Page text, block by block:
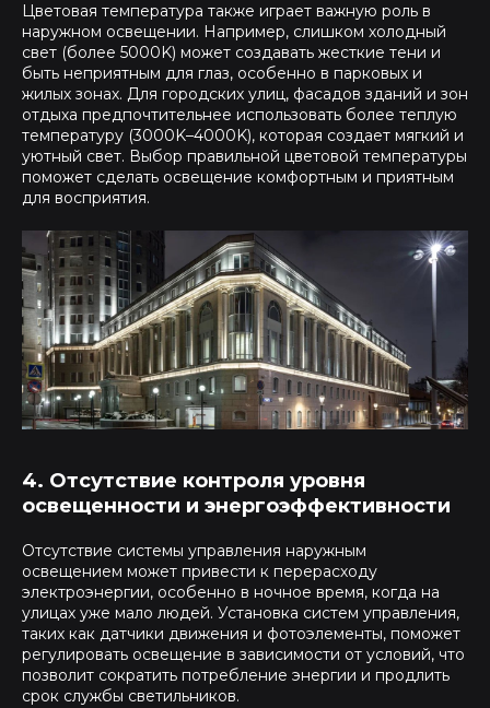
Цветовая температура также играет важную роль в
наружном освещении. Например, слишком холодный
свет (более 5000K) может создавать жесткие тени и
быть неприятным для глаз, особенно в парковых и
жилых зонах. Для городских улиц, фасадов зданий и зон
отдыха предпочтительнее использовать более теплую
температуру (3000K–4000K), которая создает мягкий и
уютный свет. Выбор правильной цветовой температуры
поможет сделать освещение комфортным и приятным
для восприятия.
4. Отсутствие контроля уровня
освещенности и энергоэффективности
Отсутствие системы управления наружным
освещением может привести к перерасходу
электроэнергии, особенно в ночное время, когда на
улицах уже мало людей. Установка систем управления,
таких как датчики движения и фотоэлементы, поможет
регулировать освещение в зависимости от условий, что
позволит сократить потребление энергии и продлить
срок службы светильников.